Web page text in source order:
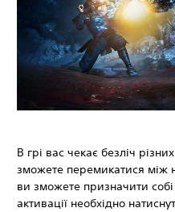
В грі вас чекає безліч
зможете перемикатися між
ви зможете призначити
активації необхідно